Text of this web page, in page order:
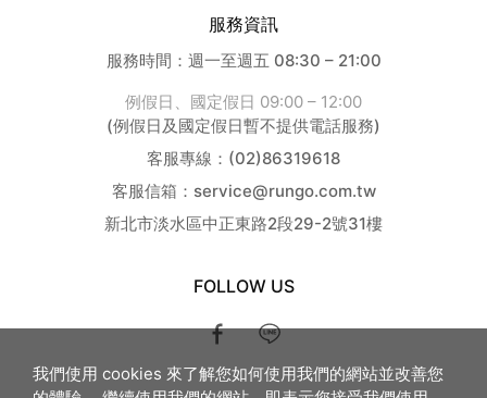
服務資訊
服務時間：週一至週五 08:30 – 21:00
例假日、國定假日 09:00 – 12:00
(例假日及國定假日暫不提供電話服務)
客服專線：(02)86319618
客服信箱：service@rungo.com.tw
新北市淡水區中正東路2段29-2號31樓
FOLLOW US
我們使用 cookies 來了解您如何使用我們的網站並改善您